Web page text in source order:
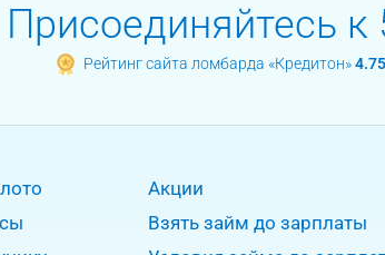
Присоединяйтесь к
Рейтинг сайта ломбарда «Кредитон»
Акции
Взять займ до зарплаты